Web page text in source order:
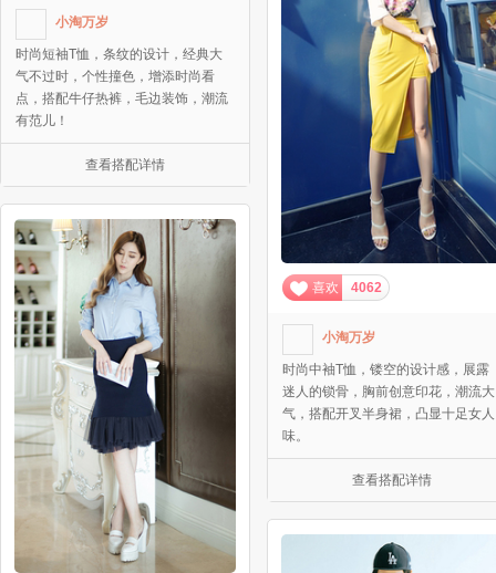
小淘万岁
时尚短袖T恤，条纹的设计，经典大
气不过时，个性撞色，增添时尚看
点，搭配牛仔热裤，毛边装饰，潮流
有范儿！
查看搭配详情
喜欢 4062
小淘万岁
时尚中袖T恤，镂空的设计感，展露
迷人的锁骨，胸前创意印花，潮流大
气，搭配开叉半身裙，凸显十足女人
味。
查看搭配详情